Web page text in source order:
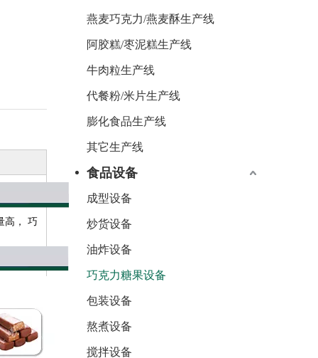
高， 巧
燕麦巧克力/燕麦酥生产线
阿胶糕/枣泥糕生产线
牛肉粒生产线
代餐粉/米片生产线
膨化食品生产线
其它生产线
食品设备
成型设备
炒货设备
油炸设备
巧克力糖果设备
包装设备
熬煮设备
搅拌设备